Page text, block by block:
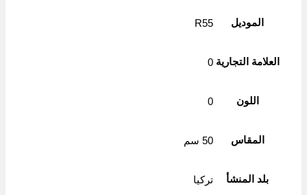
الموديل R55
العلامة التجارية 0
اللون 0
المقاس 50 سم
بلد المنشأ تركيا